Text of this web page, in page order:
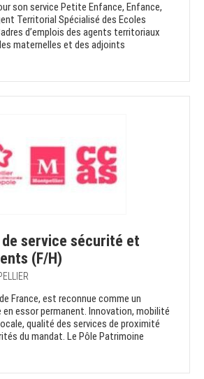
son service Petite Enfance, Enfance,
Territorial Spécialisé des Ecoles
d’emplois des agents territoriaux
maternelles et des adjoints
de service sécurité et
(F/H)
France, est reconnue comme un
essor permanent. Innovation, mobilité
qualité des services de proximité
du mandat. Le Pôle Patrimoine